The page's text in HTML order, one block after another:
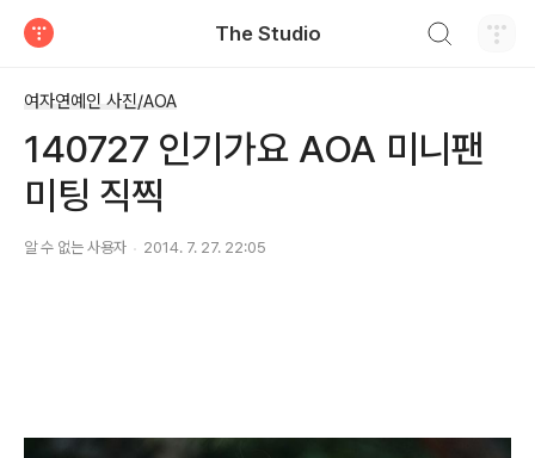
The Studio
여자연예인 사진/AOA
140727 인기가요 AOA 미니팬
미팅 직찍
알 수 없는 사용자 2014. 7. 27. 22:05